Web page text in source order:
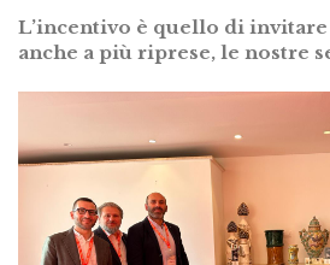
L’incentivo è quello di
anche a più riprese, le nostre